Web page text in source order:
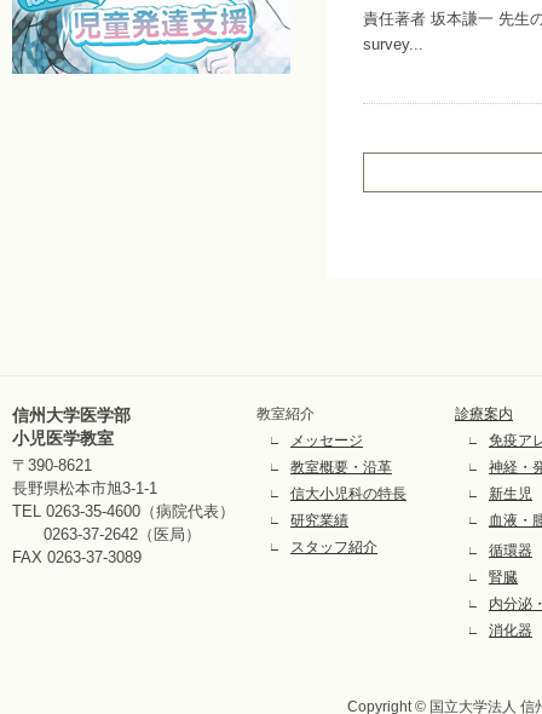
責任著者 坂本謙一 先生
survey...
信州大学医学部
小児医学教室
〒390-8621
長野県松本市旭3-1-1
TEL 0263-35-4600（病院代表）
0263-37-2642（医局）
FAX 0263-37-3089
教室紹介
∟ メッセージ
∟ 教室概要・沿革
∟ 信大小児科の特長
∟ 研究業績
∟ スタッフ紹介
診療案内
∟ 免疫ア
∟ 神経・
∟ 新生児
∟ 血液・
∟ 循環器
∟ 腎臓
∟ 内分泌
∟ 消化器
Copyright © 国立大学法人 信